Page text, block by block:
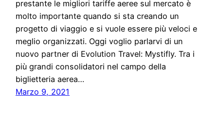
prestante le migliori tariffe aeree sul mercato è
molto importante quando si sta creando un
progetto di viaggio e si vuole essere più veloci e
meglio organizzati. Oggi voglio parlarvi di un
nuovo partner di Evolution Travel: Mystifly. Tra i
più grandi consolidatori nel campo della
biglietteria aerea…
Marzo 9, 2021